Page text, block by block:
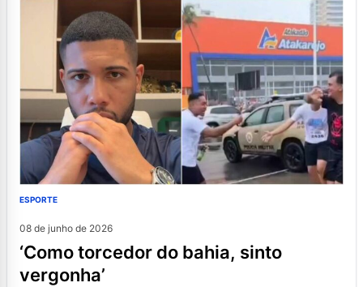
ESPORTE
08 de junho de 2026
‘como torcedor do bahia, sinto
vergonha’